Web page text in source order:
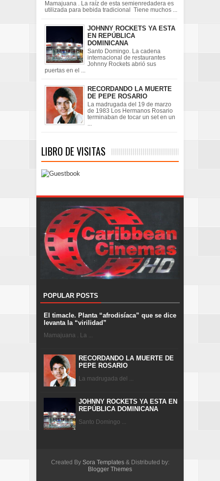
Mamajuana . La raíz de esta semienredadera es
utilizada para bebida tradicional Tiene muchos ...
JOHNNY ROCKETS YA ESTA
EN REPÚBLICA
DOMINICANA
Santo Domingo. La cadena
internacional de restaurantes
Johnny Rockets abrió sus
puertas en el ...
RECORDANDO LA MUERTE
DE PEPE ROSARIO
La madrugada del 19 de marzo
de 1983 Los Hermanos Rosario
terminaban de tocar un set en un
LIBRO DE VISITAS
POPULAR POSTS
El timacle. Planta “afrodisíaca” que se dice
levanta la “virilidad”
Mamajuana . La ...
RECORDANDO LA MUERTE DE
PEPE ROSARIO
La madrugada del ...
JOHNNY ROCKETS YA ESTA EN
REPÚBLICA DOMINICANA
Santo Domingo ...
Created By Sora Templates& Distributed by:
Blogger Themes